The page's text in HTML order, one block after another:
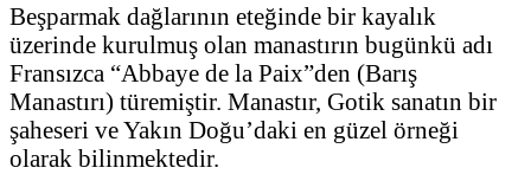
Beşparmak dağlarının eteğinde bir kayalık
üzerinde kurulmuş olan manastırın bugünkü adı
Fransızca “Abbaye de la Paix”den (Barış
Manastırı) türemiştir. Manastır, Gotik sanatın bir
şaheseri ve Yakın Doğu’daki en güzel örneği
olarak bilinmektedir.